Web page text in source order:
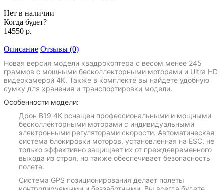
Нет в наличии
Когда будет?
14550 р.
Описание Отзывы (0)
Новая версия модели квадрокоптера с весом менее 245
граммов с мощными бесколлекторными моторами и Ultra HD
видеокамерой 4K. Также в комплекте вы найдете удобную
сумку для хранения и транспортировки модели.
Особенности модели:
Дрон B19 4K оснащен профессиональными и мощными
бесколлекторными моторами с индивидуальными
электронными регуляторами скорости. Автоматическая
система блокировки моторов, установленная на ESC, не
только эффективно защищает их от преждевременного
выхода из строя, но также обеспечивает безопасность
полета.
Система GPS позиционирования делает полеты